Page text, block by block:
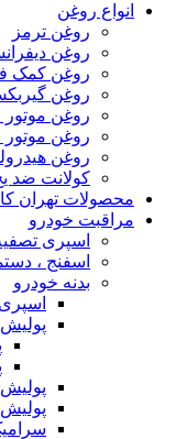
انواع روغن
روغن ترمز
روغن
روغن کمک
روغن
روغن موتور
روغن
روغن
کولانت ضد
محصولات تهران
مراقبت خودرو
اسپری
اسفنج ،
بدنه خودرو